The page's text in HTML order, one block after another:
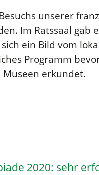
unserer
Im Ratssaal
ein Bild vom
Programm
erkundet.
2020: sehr